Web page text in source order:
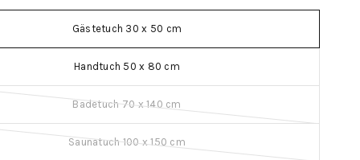
Gästetuch 30 x 50 cm
Handtuch 50 x 80 cm
Badetuch 70 x 140 cm
Saunatuch 100 x 150 cm